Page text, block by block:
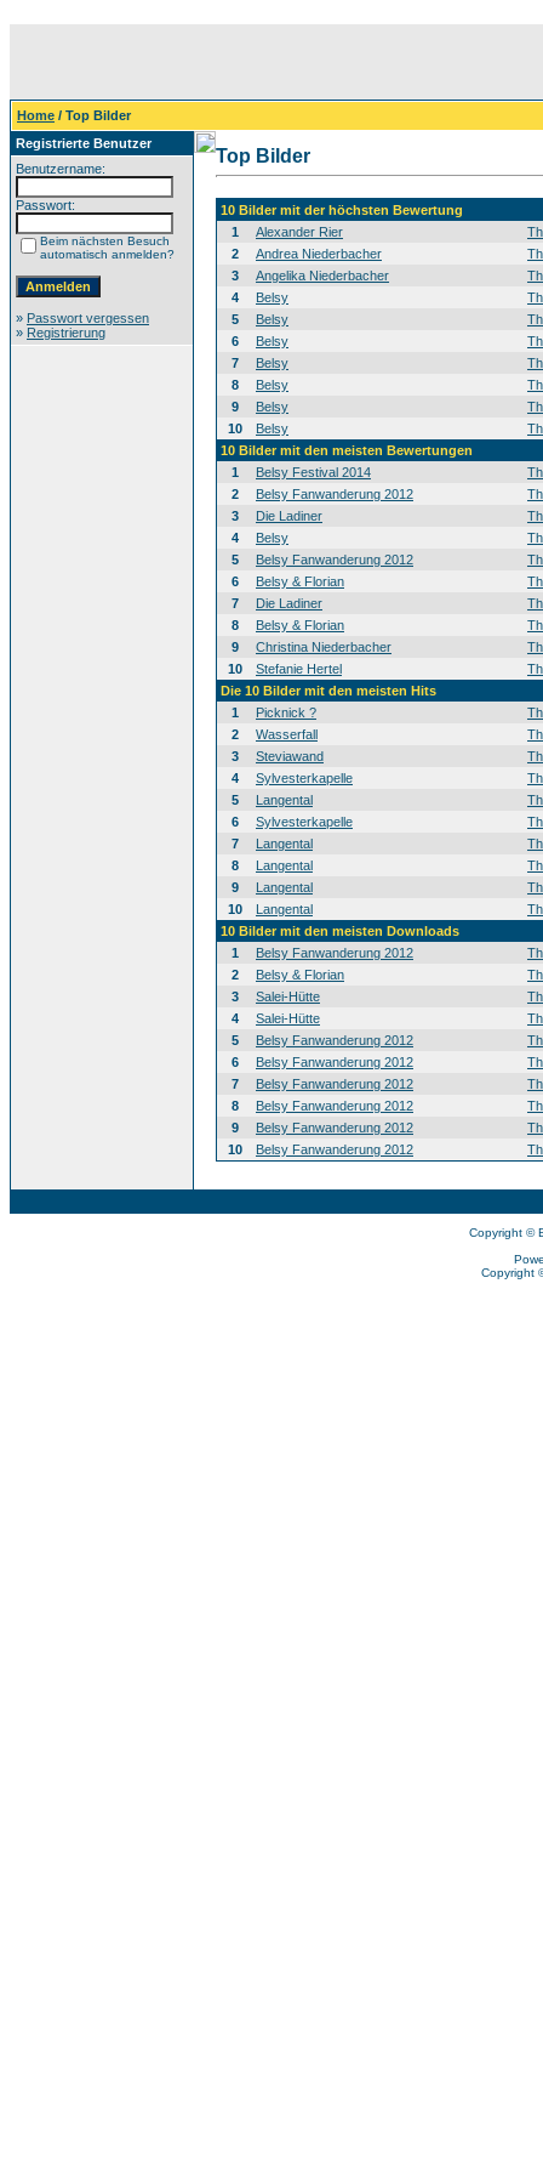
Home / Top Bilder
Registrierte Benutzer
Benutzername:
Passwort:
Beim nächsten Besuch
automatisch anmelden?
» Passwort vergessen
» Registrierung
Top Bilder
10 Bilder mit der höchsten Bewertung
1
Alexander Rier
2
Andrea Niederbacher
3
Angelika Niederbacher
4
Belsy
5
Belsy
6
Belsy
7
Belsy
8
Belsy
9
Belsy
10
Belsy
10 Bilder mit den meisten Bewertungen
1
Belsy Festival 2014
2
Belsy Fanwanderung 2012
3
Die Ladiner
4
Belsy
5
Belsy Fanwanderung 2012
6
Belsy & Florian
7
Die Ladiner
8
Belsy & Florian
9
Christina Niederbacher
10
Stefanie Hertel
Die 10 Bilder mit den meisten Hits
1
Picknick ?
2
Wasserfall
3
Steviawand
4
Sylvesterkapelle
5
Langental
6
Sylvesterkapelle
7
Langental
8
Langental
9
Langental
10
Langental
10 Bilder mit den meisten Downloads
1
Belsy Fanwanderung 2012
2
Belsy & Florian
3
Salei-Hütte
4
Salei-Hütte
5
Belsy Fanwanderung 2012
6
Belsy Fanwanderung 2012
7
Belsy Fanwanderung 2012
8
Belsy Fanwanderung 2012
9
Belsy Fanwanderung 2012
10
Belsy Fanwanderung 2012
Copyright ©
Copyright